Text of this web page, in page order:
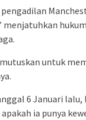
menjatuhkan
untuk
6 Januari lalu,
ia punya